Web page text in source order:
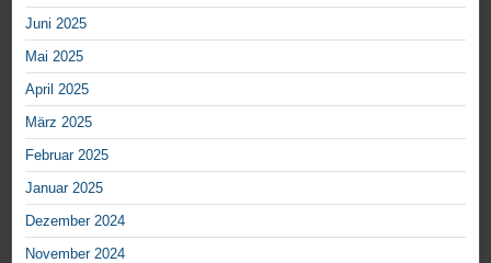
Juni 2025
Mai 2025
April 2025
März 2025
Februar 2025
Januar 2025
Dezember 2024
November 2024